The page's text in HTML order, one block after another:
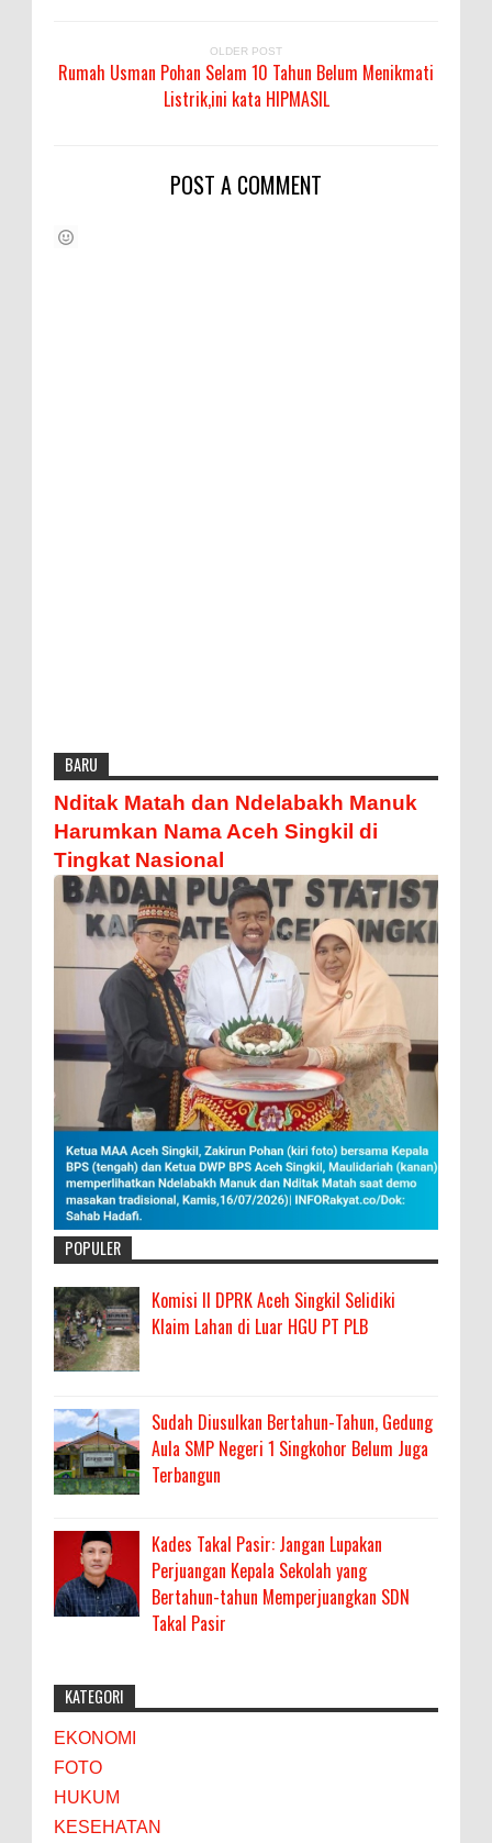
OLDER POST
Rumah Usman Pohan Selam 10 Tahun Belum Menikmati
Listrik,ini kata HIPMASIL
POST A COMMENT
BARU
Nditak Matah dan Ndelabakh Manuk
Harumkan Nama Aceh Singkil di
Tingkat Nasional
POPULER
Komisi II DPRK Aceh Singkil Selidiki
Klaim Lahan di Luar HGU PT PLB
Sudah Diusulkan Bertahun-Tahun, Gedung
Aula SMP Negeri 1 Singkohor Belum Juga
Terbangun
Kades Takal Pasir: Jangan Lupakan
Perjuangan Kepala Sekolah yang
Bertahun-tahun Memperjuangkan SDN
Takal Pasir
KATEGORI
EKONOMI
FOTO
HUKUM
KESEHATAN